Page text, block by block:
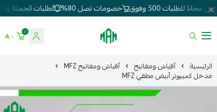
للطلبات 500 وفوق خصومات تصل 80% لطلبات الجملة
الموسى للإنارة
٠ ٠
الرئيسية أفياش ومفاتيح أفياش ومفاتيح MFZ
مدخل كمبيوتر أبيض مطفي MFZ